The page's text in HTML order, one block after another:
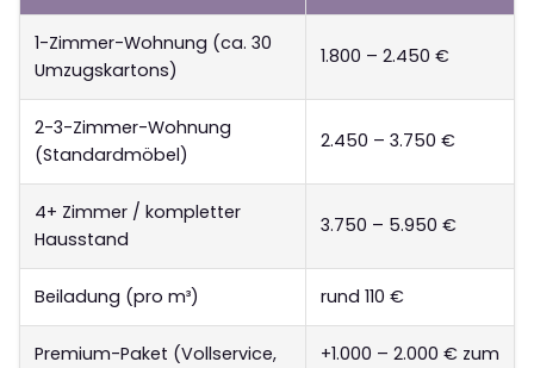
1-Zimmer-Wohnung (ca. 30
Umzugskartons)
1.800 – 2.450 €
2-3-Zimmer-Wohnung
(Standardmöbel)
2.450 – 3.750 €
4+ Zimmer / kompletter
Hausstand
3.750 – 5.950 €
Beiladung (pro m³) rund 110 €
Premium-Paket (Vollservice,
+1.000 – 2.000 € zum